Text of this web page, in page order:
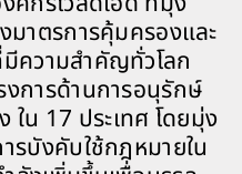
มาตรการคุ้มครองและ
ความสำคัญทั่วโลก
งการด้านการอนุรักษ์
น 17 ประเทศ โดยมุ่ง
รบังคับใช้กฎหมายใน